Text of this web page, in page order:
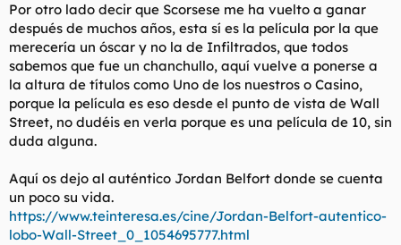
Por otro lado decir que Scorsese me ha vuelto a ganar
después de muchos años, esta sí es la película por la que
merecería un óscar y no la de Infiltrados, que todos
sabemos que fue un chanchullo, aquí vuelve a ponerse a
la altura de títulos como Uno de los nuestros o Casino,
porque la película es eso desde el punto de vista de Wall
Street, no dudéis en verla porque es una película de 10, sin
duda alguna.
Aquí os dejo al auténtico Jordan Belfort donde se cuenta
un poco su vida.
https://www.teinteresa.es/cine/Jordan-Belfort-autentico-
lobo-Wall-Street_0_1054695777.html